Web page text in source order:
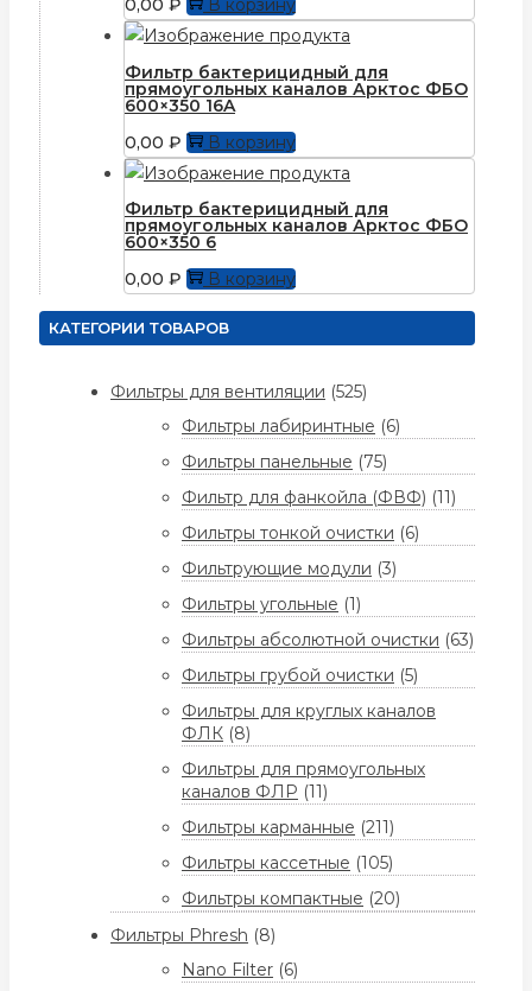
0,00 ₽ В корзину
Фильтр бактерицидный для
прямоугольных каналов Арктос ФБО
600×350 16A
0,00 ₽ В корзину
Фильтр бактерицидный для
прямоугольных каналов Арктос ФБО
600×350 6
0,00 ₽ В корзину
КАТЕГОРИИ ТОВАРОВ
Фильтры для вентиляции (525)
Фильтры лабиринтные (6)
Фильтры панельные (75)
Фильтр для фанкойла (ФВФ) (11)
Фильтры тонкой очистки (6)
Фильтрующие модули (3)
Фильтры угольные (1)
Фильтры абсолютной очистки (63)
Фильтры грубой очистки (5)
Фильтры для круглых каналов
ФЛК (8)
Фильтры для прямоугольных
каналов ФЛР (11)
Фильтры карманные (211)
Фильтры кассетные (105)
Фильтры компактные (20)
Фильтры Phresh (8)
Nano Filter (6)